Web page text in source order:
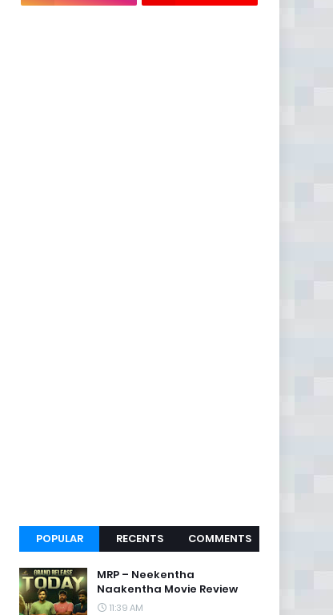
POPULAR RECENTS COMMENTS
MRP – Neekentha
Naakentha Movie Review
11:39 AM